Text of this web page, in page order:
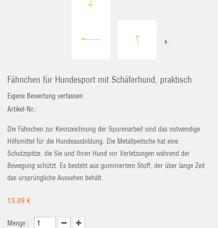
Fähnchen für Hundesport mit Schäferhund, praktisch
Eigene Bewertung verfassen
Artikel-Nr.:
Die Fähnchen zur Kennzeichnung der Spurenarbeit sind das notwendige
Hilfsmittel für die Hundeausbildung. Die Metallpeitsche hat eine
Schutzspitze, die Sie und Ihren Hund vor Verletzungen während der
Bewegung schützt. Es besteht aus gummiertem Stoff, der über lange Zeit
das ursprüngliche Aussehen behält.
13,09 €
Menge :